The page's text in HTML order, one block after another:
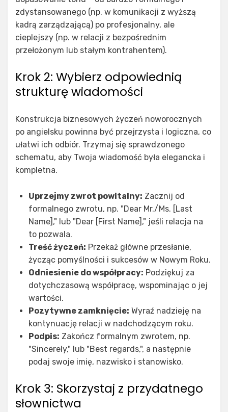
zdystansowanego (np. w komunikacji z wyższą
kadrą zarządzającą) po profesjonalny, ale
cieplejszy (np. w relacji z bezpośrednim
przełożonym lub stałym kontrahentem).
Krok 2: Wybierz odpowiednią
strukturę wiadomości
Konstrukcja biznesowych życzeń noworocznych
po angielsku powinna być przejrzysta i logiczna, co
ułatwi ich odbiór. Trzymaj się sprawdzonego
schematu, aby Twoja wiadomość była elegancka i
kompletna.
Uprzejmy zwrot powitalny: Zacznij od
formalnego zwrotu, np. "Dear Mr./Ms. [Last
Name]," lub "Dear [First Name]," jeśli relacja na
to pozwala.
Treść życzeń: Przekaż główne przesłanie,
życząc pomyślności i sukcesów w Nowym Roku.
Odniesienie do współpracy: Podziękuj za
dotychczasową współpracę, wspominając o jej
wartości.
Pozytywne zamknięcie: Wyraź nadzieję na
kontynuację relacji w nadchodzącym roku.
Podpis: Zakończ formalnym zwrotem, np.
"Sincerely," lub "Best regards,", a następnie
podaj swoje imię, nazwisko i stanowisko.
Krok 3: Skorzystaj z przydatnego
słownictwa